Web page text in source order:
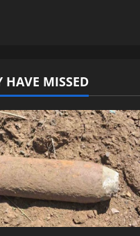
HAVE MISSED